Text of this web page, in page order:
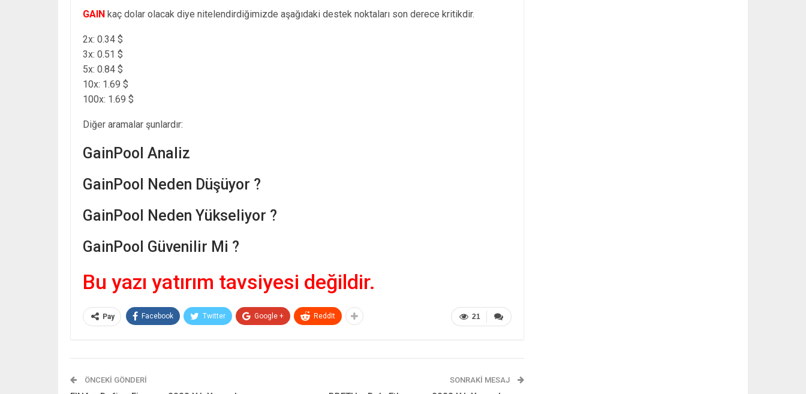
GAIN kaç dolar olacak diye nitelendirdiğimizde aşağıdaki destek noktaları son derece kritikdir.
2x: 0.34 $
3x: 0.51 $
5x: 0.84 $
10x: 1.69 $
100x: 1.69 $
Diğer aramalar şunlardır:
GainPool Analiz
GainPool Neden Düşüyor ?
GainPool Neden Yükseliyor ?
GainPool Güvenilir Mi ?
Bu yazı yatırım tavsiyesi değildir.
21
Pay Facebook Twitter Google + ReddIt
ÖNCEKI GÖNDERI SONRAKI MESAJ